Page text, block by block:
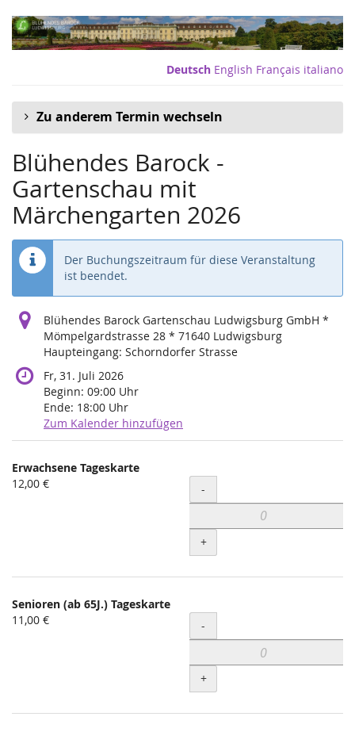
Zum
Haupt-
Inhalt
Deutsch English Français italiano
Zu anderem Termin wechseln
Blühendes Barock -
Gartenschau mit
Märchengarten 2026
Der Buchungszeitraum für diese Veranstaltung
ist beendet.
Blühendes Barock Gartenschau Ludwigsburg GmbH *
Mömpelgardstrasse 28 * 71640 Ludwigsburg
Haupteingang: Schorndorfer Strasse
Fr, 31. Juli 2026
Beginn: 09:00 Uhr
Ende: 18:00 Uhr
Zum Kalender hinzufügen
Produkte
Unkategorisierte
Erwachsene Tageskarte
12,00 €
Menge
-
+
Senioren (ab 65J.) Tageskarte
11,00 €
Menge
-
+